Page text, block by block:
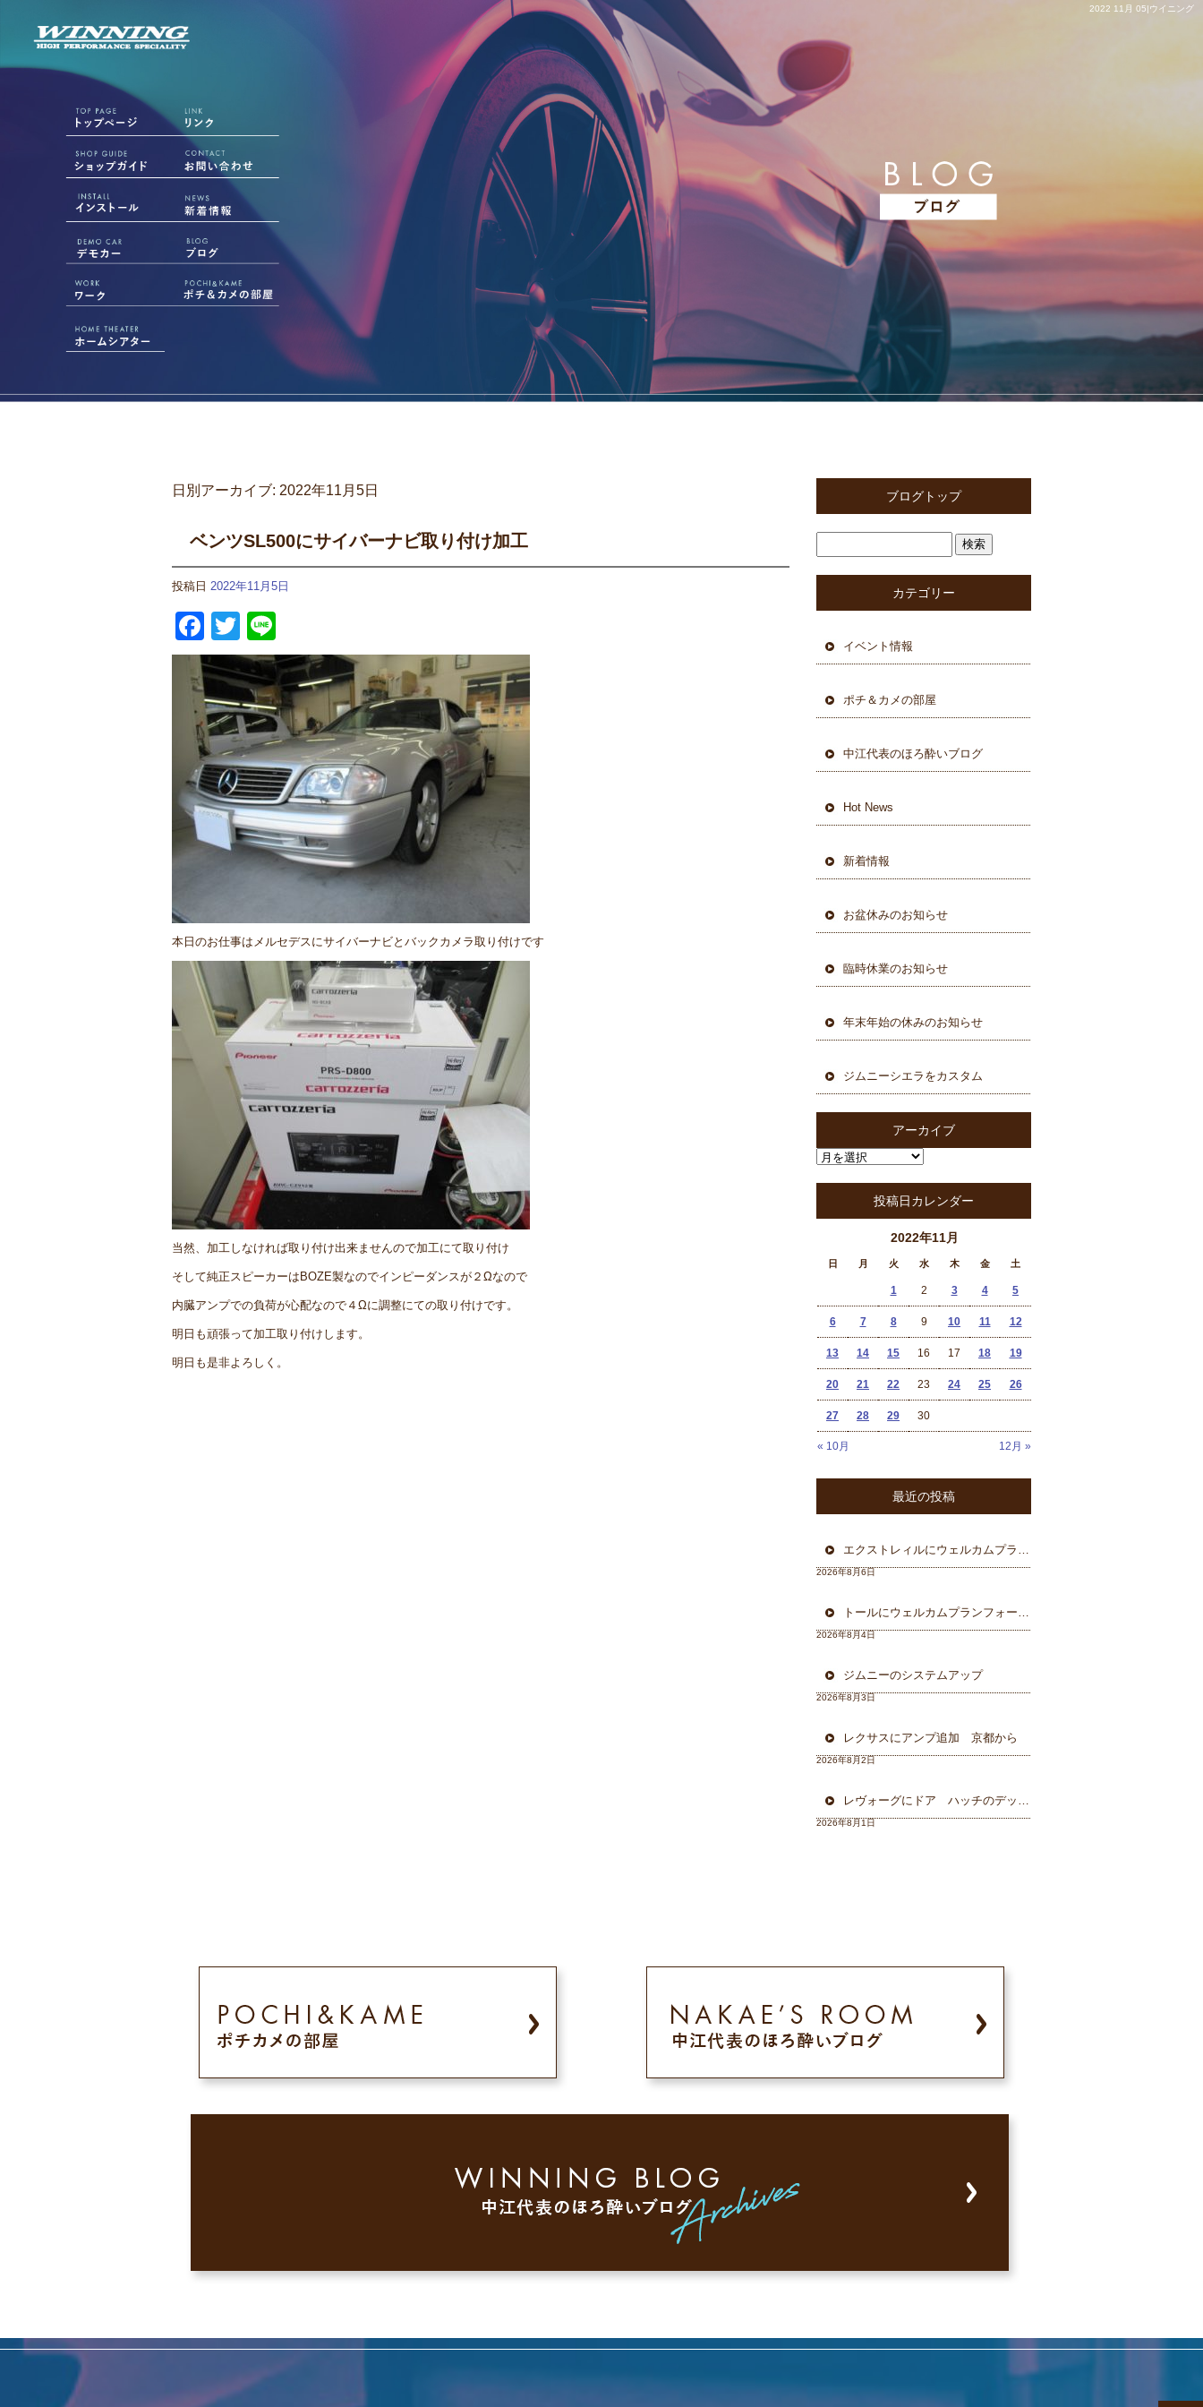
2022 11月 05|ウイニング
日別アーカイブ: 2022年11月5日
ベンツSL500にサイバーナビ取り付け加工
投稿日 2022年11月5日
Facebook
Twitter
本日のお仕事はメルセデスにサイバーナビとバックカメラ取り付けです
当然、加工しなければ取り付け出来ませんので加工にて取り付け
そして純正スピーカーはBOZE製なのでインピーダンスが２Ωなので
内臓アンプでの負荷が心配なので４Ωに調整にての取り付けです。
明日も頑張って加工取り付けします。
明日も是非よろしく。
ブログトップ
カテゴリー
イベント情報
ポチ＆カメの部屋
中江代表のほろ酔いブログ
Hot News
新着情報
お盆休みのお知らせ
臨時休業のお知らせ
年末年始の休みのお知らせ
ジムニーシエラをカスタム
アーカイブ
投稿日カレンダー
2022年11月
日 月 火 水 木 金 土
« 10月 12月 »
1 2 3 4 5
6 7 8 9 10 11 12
13 14 15 16 17 18 19
20 21 22 23 24 25 26
27 28 29 30
最近の投稿
エクストレィルにウェルカムプラン フォーカル三重県から
2026年8月6日
トールにウェルカムプランフォーカルスピーカー＆ウーハー
2026年8月4日
ジムニーのシステムアップ
2026年8月3日
レクサスにアンプ追加 京都から
2026年8月2日
レヴォーグにドア ハッチのデッドニング 徳島から
2026年8月1日